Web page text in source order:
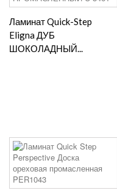
Ламинат Quick-Step
Eligna ДУБ
ШОКОЛАДНЫЙ...